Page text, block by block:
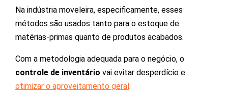
Na indústria moveleira, especificamente, esses
métodos são usados tanto para o estoque de
matérias-primas quanto de produtos acabados.
Com a metodologia adequada para o negócio, o
controle de inventário vai evitar desperdício e
otimizar o aproveitamento geral.